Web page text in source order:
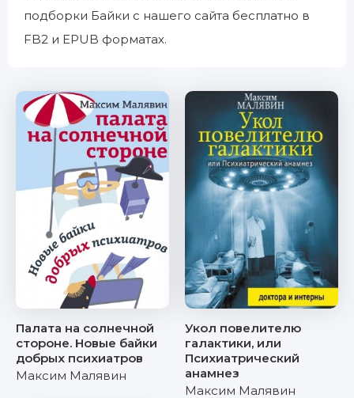
подборки Байки с нашего сайта бесплатно в
FB2 и EPUB форматах.
Палата на солнечной
стороне. Новые байки
добрых психиатров
Максим Малявин
Укол повелителю
галактики, или
Психиатрический
анамнез
Максим Малявин